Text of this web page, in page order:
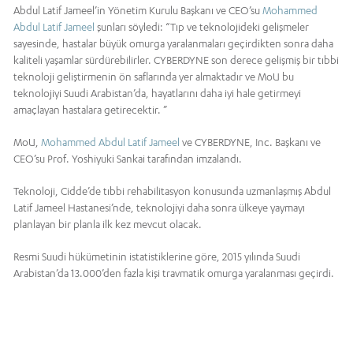
Abdul Latif Jameel’in Yönetim Kurulu Başkanı ve CEO’suMohammed
Abdul Latif Jameel şunları söyledi: “Tıp ve teknolojideki gelişmeler
sayesinde, hastalar büyük omurga yaralanmaları geçirdikten sonra daha
kaliteli yaşamlar sürdürebilirler. CYBERDYNE son derece gelişmiş bir tıbbi
teknoloji geliştirmenin ön saflarında yer almaktadır ve MoU bu
teknolojiyi Suudi Arabistan’da, hayatlarını daha iyi hale getirmeyi
amaçlayan hastalara getirecektir. ”
MoU, Mohammed Abdul Latif Jameel ve CYBERDYNE, Inc. Başkanı ve
CEO’su Prof. Yoshiyuki Sankai tarafından imzalandı.
Teknoloji, Cidde’de tıbbi rehabilitasyon konusunda uzmanlaşmış Abdul
Latif Jameel Hastanesi’nde, teknolojiyi daha sonra ülkeye yaymayı
planlayan bir planla ilk kez mevcut olacak.
Resmi Suudi hükümetinin istatistiklerine göre, 2015 yılında Suudi
Arabistan’da 13.000’den fazla kişi travmatik omurga yaralanması geçirdi.